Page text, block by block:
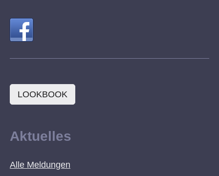
LOOKBOOK
Aktuelles
Alle Meldungen